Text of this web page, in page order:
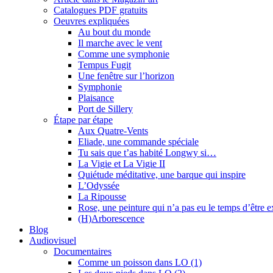
Catalogues PDF gratuits
Oeuvres expliquées
Au bout du monde
Il marche avec le vent
Comme une symphonie
Tempus Fugit
Une fenêtre sur l’horizon
Symphonie
Plaisance
Port de Sillery
Étape par étape
Aux Quatre-Vents
Eliade, une commande spéciale
Tu sais que t’as habité Longwy si…
La Vigie et La Vigie II
Quiétude méditative, une barque qui inspire
L’Odyssée
La Ripousse
Rose, une peinture qui n’a pas eu le temps d’être
(H)Arborescence
Blog
Audiovisuel
Documentaires
Comme un poisson dans LO (1)